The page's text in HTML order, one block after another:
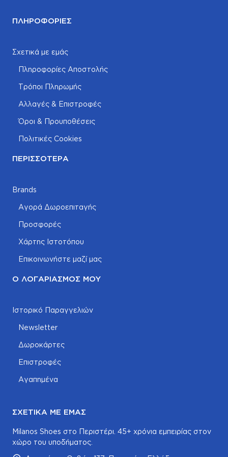
ΠΛΗΡΟΦΟΡΊΕΣ
Σχετικά με εμάς
Πληροφορίες Αποστολής
Τρόποι Πληρωμής
Αλλαγές & Επιστροφές
Όροι & Προυποθέσεις
Πολιτικές Cookies
ΠΕΡΙΣΣΌΤΕΡΑ
Brands
Αγορά Δωροεπιταγής
Προσφορές
Χάρτης Ιστοτόπου
Επικοινωνήστε μαζί μας
Ο ΛΟΓΑΡΙΑΣΜΌΣ ΜΟΥ
Ιστορικό Παραγγελιών
Newsletter
Δωροκάρτες
Επιστροφές
Αγαπημένα
ΣΧΕΤΙΚΆ ΜΕ ΕΜΆΣ
Milanos Shoes στο Περιστέρι. 45+ χρόνια εμπειρίας στον
χώρο του υποδήματος.